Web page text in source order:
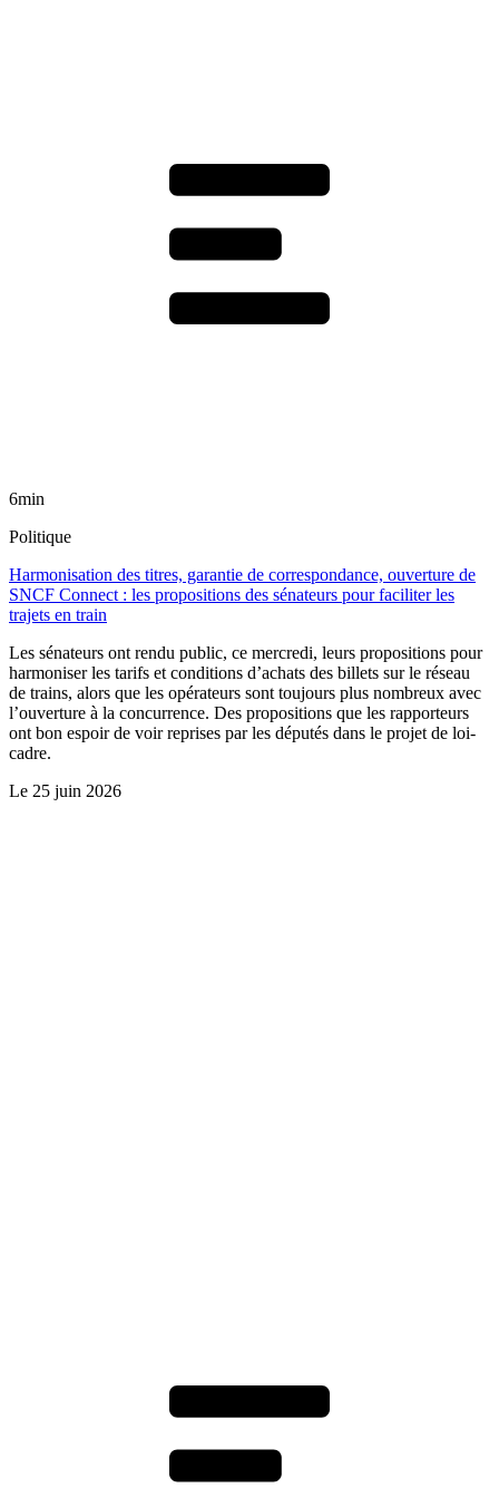
6min
Politique
Harmonisation des titres, garantie de correspondance, ouverture de
SNCF Connect : les propositions des sénateurs pour faciliter les
trajets en train
Les sénateurs ont rendu public, ce mercredi, leurs propositions pour
harmoniser les tarifs et conditions d’achats des billets sur le réseau
de trains, alors que les opérateurs sont toujours plus nombreux avec
l’ouverture à la concurrence. Des propositions que les rapporteurs
ont bon espoir de voir reprises par les députés dans le projet de loi-
cadre.
Le 25 juin 2026